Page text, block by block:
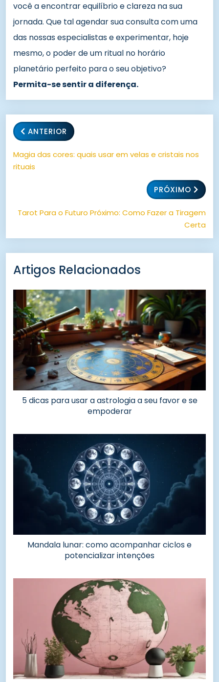
você a encontrar equilíbrio e clareza na sua
jornada. Que tal agendar sua consulta com uma
das nossas especialistas e experimentar, hoje
mesmo, o poder de um ritual no horário
planetário perfeito para o seu objetivo?
Permita-se sentir a diferença.
ANTERIOR
Magia das cores: quais usar em velas e cristais nos
rituais
PRÓXIMO
Tarot Para o Futuro Próximo: Como Fazer a Tiragem
Certa
Artigos Relacionados
5 dicas para usar a astrologia a seu favor e se
empoderar
Mandala lunar: como acompanhar ciclos e
potencializar intenções